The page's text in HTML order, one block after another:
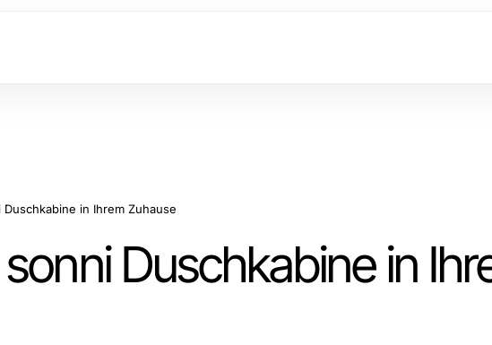
in Ihrem Zuhause
Duschkabine in